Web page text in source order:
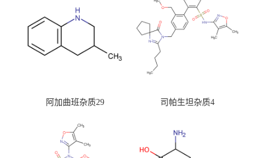
阿加曲班杂质29 司帕生坦杂质4